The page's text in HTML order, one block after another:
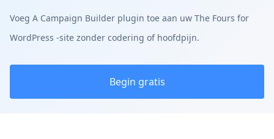
Voeg A Campaign Builder plugin toe aan uw The Fours for
WordPress -site zonder codering of hoofdpijn.
Begin gratis